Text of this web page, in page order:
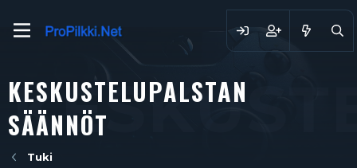
KESKUSTELUPALSTAN
SÄÄNNÖT
Tuki